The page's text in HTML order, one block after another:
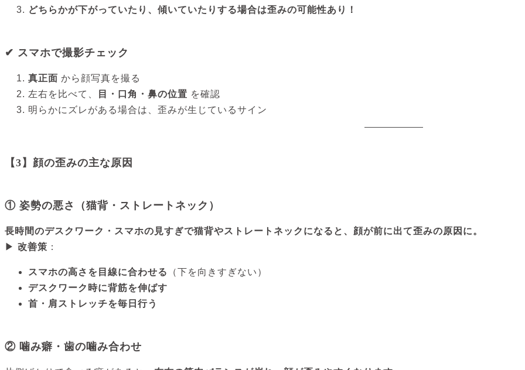
どちらかが下がっていたり、傾いていたりする場合は歪みの可能性あり！
✔ スマホで撮影チェック
真正面 から顔写真を撮る
左右を比べて、
目・口角・鼻の位置 を確認
明らかにズレがある場合は、歪みが生じているサイン
【3】顔の歪みの主な原因
① 姿勢の悪さ（猫背・ストレートネック）
長時間のデスクワーク・スマホの見すぎで猫背やストレートネックになると、顔が前に出て歪みの原因に。
▶ 改善策 ：
スマホの高さを目線に合わせる
（下を向きすぎない）
デスクワーク時に背筋を伸ばす
首・肩ストレッチを毎日行う
② 噛み癖・歯の噛み合わせ